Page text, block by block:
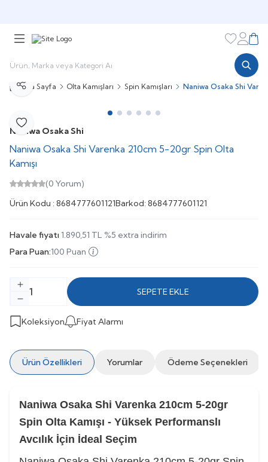
Favorilerim
Ana Sayfa Olta Kamışları Spin Kamışları Naniwa Osaka Shi
Favoriye Ekle
Paylaş
Naniwa Osaka Shi
Naniwa Osaka Shi Varenka 210cm 5-20gr Spin Olta
Kamışı
(0 Yorum)
Ürün Kodu : 8684777601121Barkod: 8684777601121
Havale fiyatı1.890,51 TL %5 extra indirim
Para Puan:100 Puan
SEPETE EKLE
Koleksiyon Fiyat Alarmı
Ürün Özellikleri Yorumlar Ödeme Seçenekleri
Naniwa Osaka Shi Varenka 210cm 5-20gr
Spin Olta Kamışı - Yüksek Performanslı
Avcılık İçin İdeal Seçim